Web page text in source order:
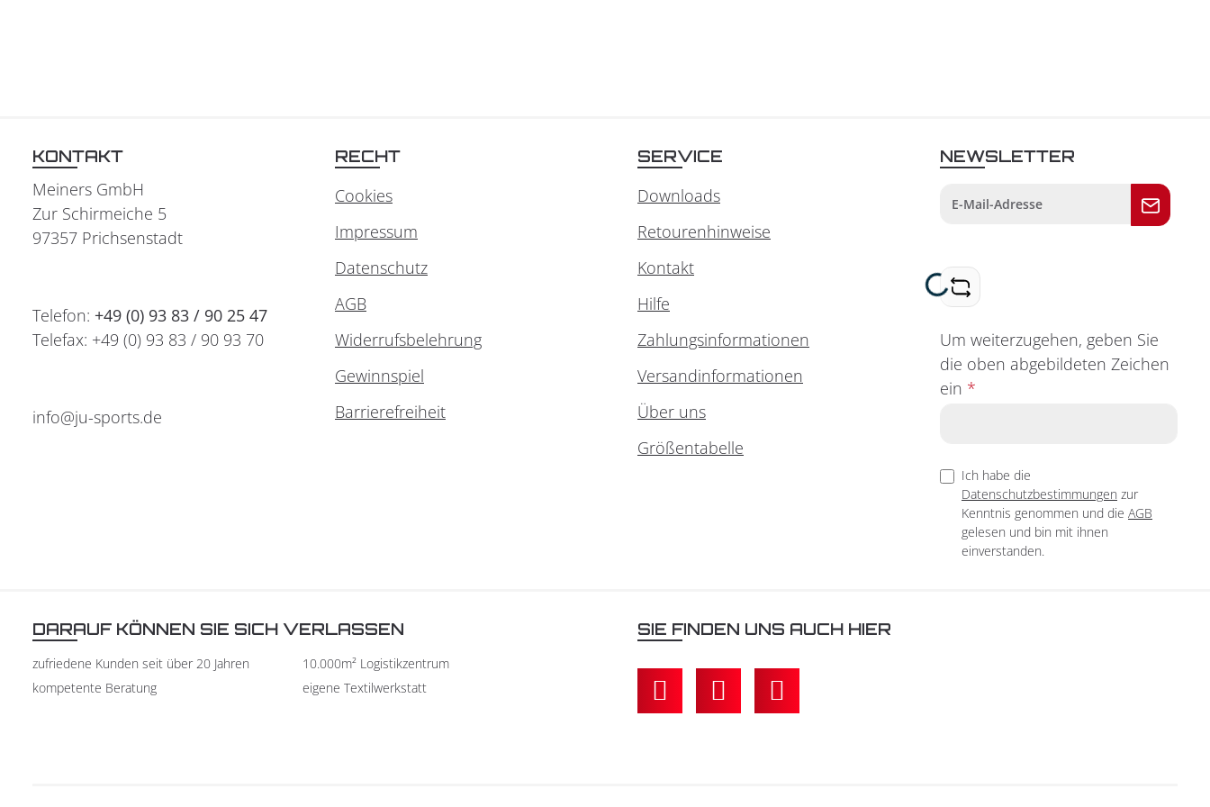
KONTAKT
Meiners GmbH
Zur Schirmeiche 5
97357 Prichsenstadt
Telefon: +49 (0) 93 83 / 90 25 47
Telefax: +49 (0) 93 83 / 90 93 70
info@ju-sports.de
RECHT
Cookies
Impressum
Datenschutz
AGB
Widerrufsbelehrung
Gewinnspiel
Barrierefreiheit
SERVICE
Downloads
Retourenhinweise
Kontakt
Hilfe
Zahlungsinformationen
Versandinformationen
Über uns
Größentabelle
NEWSLETTER
Loading...
Um weiterzugehen, geben Sie
die oben abgebildeten Zeichen
ein *
Ich habe die
Datenschutzbestimmungen zur
Kenntnis genommen und die AGB
gelesen und bin mit ihnen
einverstanden.
DARAUF KÖNNEN SIE SICH VERLASSEN
zufriedene Kunden seit über 20 Jahren
10.000m² Logistikzentrum
kompetente Beratung
eigene Textilwerkstatt
SIE FINDEN UNS AUCH HIER